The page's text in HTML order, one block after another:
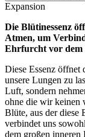
Expansion
Die Blütinessenz
Atmen, um
Ehrfurcht vor dem
Diese Essenz
unsere Lungen zu
Luft, sondern
ohne die wir keinen
Blüte, aus der diese
verbindet uns
dem großen